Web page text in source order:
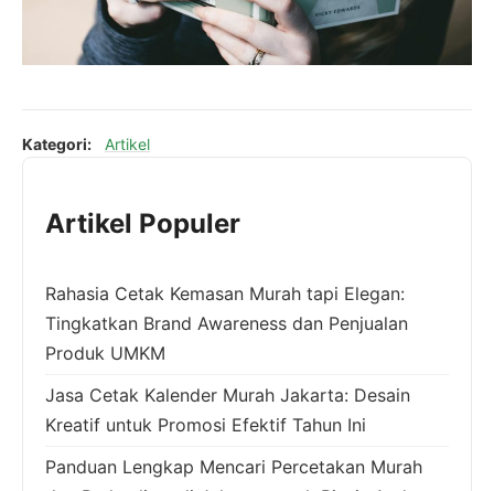
Kategori: Artikel
Artikel Populer
Rahasia Cetak Kemasan Murah tapi Elegan:
Tingkatkan Brand Awareness dan Penjualan
Produk UMKM
Jasa Cetak Kalender Murah Jakarta: Desain
Kreatif untuk Promosi Efektif Tahun Ini
Panduan Lengkap Mencari Percetakan Murah